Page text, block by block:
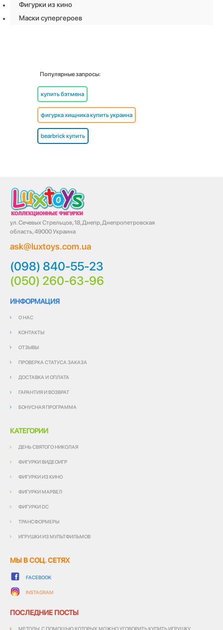
Фигурки из кино
Маски супергероев
Популярные запросы:
купить бэтмена
фигурка хищника купить украина
bearbrick купить
ул. Сечевых Стрельцов, 18, Днепр, Днепропетровская
область, 49000 Украина
ask@luxtoys.com.ua
(098) 840-55-23
(050) 260-63-96
ИНФОРМАЦИЯ
О НАС
КОНТАКТЫ
ОТЗЫВЫ
ПРОВЕРКА СТАТУСА ЗАКАЗА
ДОСТАВКА И ОПЛАТА
ГАРАНТИЯ И ВОЗВРАТ
БОНУСНАЯ ПРОГРАММА
КАТЕГОРИИ
ДЕНЬ СВЯТОГО НИКОЛАЯ
ФИГУРКИ ВИДЕОИГР
ФИГУРКИ ИЗ КИНО
ФИГУРКИ МАРВЕЛ
ФИГУРКИ DC
ТРАНСФОРМЕРЫ
ИГРУШКИ ИЗ МУЛЬТФИЛЬМОВ
МЫ В СОЦ. СЕТЯХ
FACEBOOK
INSTAGRAM
ПОСЛЕДНИЕ ПОСТЫ
МЕТОДЫ, С ПОМОЩЬЮ КОТОРЫХ МОЖНО УГОВОРИТЬ КУПИТЬ ИГРУШКУ